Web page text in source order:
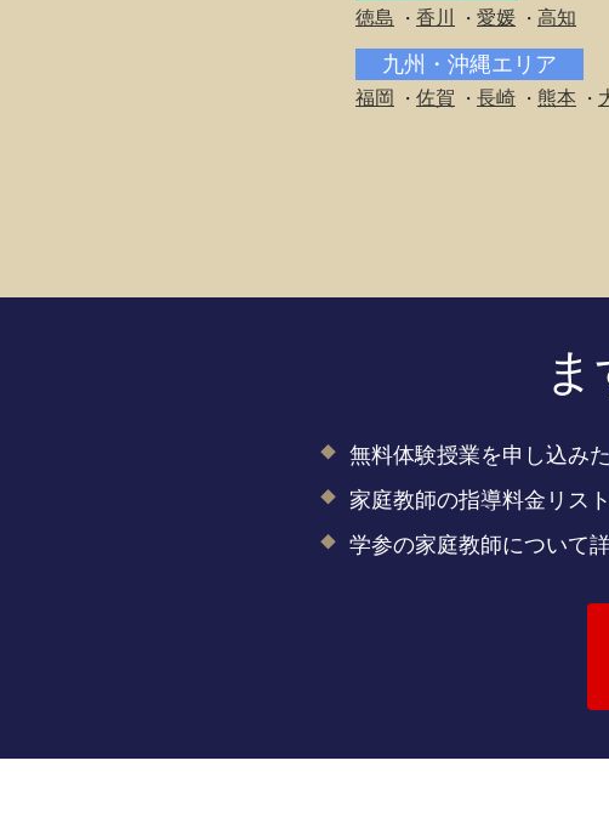
徳島 ・ 香川 ・ 愛媛 ・ 高知
九州・沖縄エリア
福岡 ・ 佐賀 ・ 長崎 ・ 熊本 ・
無料体験授業を申し込み
家庭教師の指導料金リス
学参の家庭教師について